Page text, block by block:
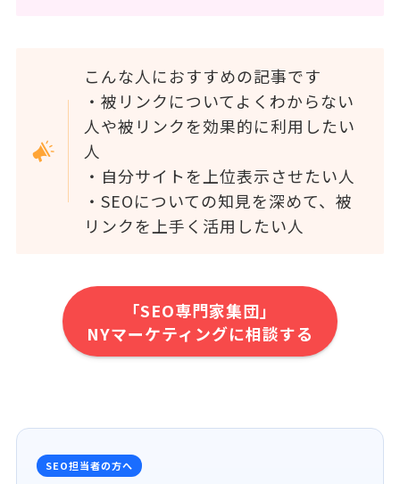
こんな人におすすめの記事です
・被リンクについてよくわからない
人や被リンクを効果的に利用したい
人
・自分サイトを上位表示させたい人
・SEOについての知見を深めて、被
リンクを上手く活用したい人
「SEO専門家集団」
NYマーケティングに相談する
SEO担当者の方へ